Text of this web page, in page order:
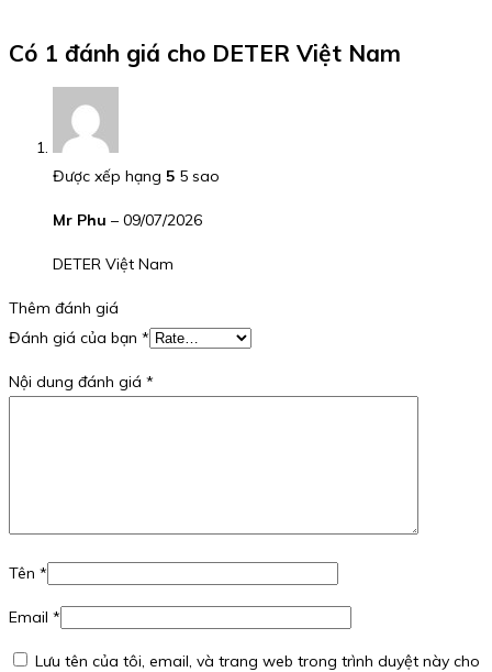
Có 1 đánh giá cho DETER Việt Nam
Được xếp hạng 5 5 sao
Mr Phu – 09/07/2026
DETER Việt Nam
Thêm đánh giá
Đánh giá của bạn *
Nội dung đánh giá *
Tên *
Email *
Lưu tên của tôi, email, và trang web trong trình duyệt này cho